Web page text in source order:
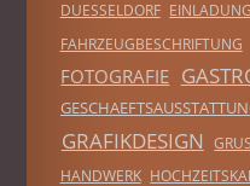
DUESSELDORF
FAHRZEUGBESCHRIFTUNG
FOTOGRAFIE
GRAFIKDESIGN
HANDWERK